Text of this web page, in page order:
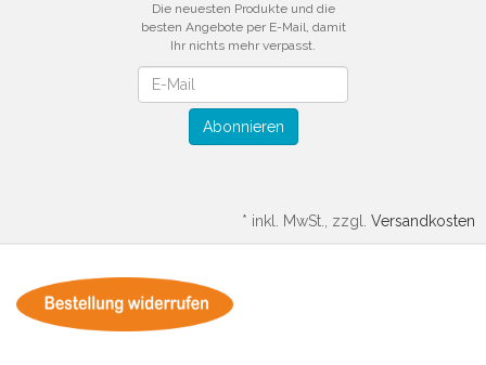
Die neuesten Produkte und die
besten Angebote per E-Mail, damit
Ihr nichts mehr verpasst.
Abonnieren
* inkl. MwSt., zzgl. Versandkosten